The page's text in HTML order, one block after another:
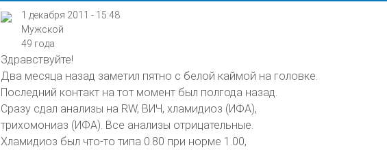
1 декабря 2011 - 15:48
Мужской
49 года
Здравствуйте!
Два месяца назад заметил пятно с белой каймой на головке.
Последний контакт на тот момент был полгода назад.
Сразу сдал анализы на RW, ВИЧ, хламидиоз (ИФА),
трихомониаз (ИФА). Все анализы отрицательные.
Хламидиоз был что-то типа 0.80 при норме 1.00,